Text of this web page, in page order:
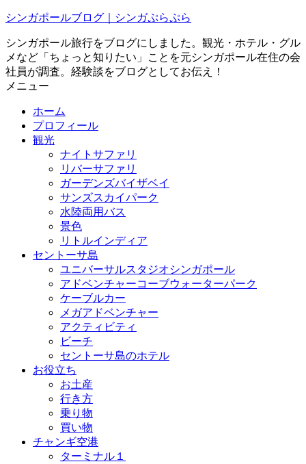
シンガポールブログ｜シンガぷらぷら
シンガポール旅行をブログにしました。観光・ホテル・グル
メなど「ちょっと知りたい」ことを元シンガポール在住の会
社員が調査。経験談をブログとしてお伝え！
メニュー
ホーム
プロフィール
観光
ナイトサファリ
リバーサファリ
ガーデンズバイザベイ
サンズスカイパーク
水陸両用バス
景色
リトルインディア
セントーサ島
ユニバーサルスタジオシンガポール
アドベンチャーコーブウォーターパーク
ケーブルカー
メガアドベンチャー
アクティビティ
ビーチ
セントーサ島のホテル
お役立ち
お土産
行き方
乗り物
買い物
チャンギ空港
ターミナル１